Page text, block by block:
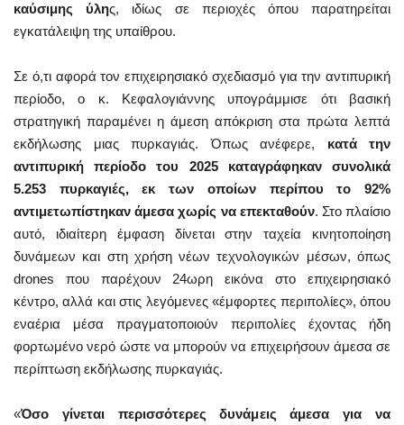
καύσιμης ύλης, ιδίως σε περιοχές όπου παρατηρείται
εγκατάλειψη της υπαίθρου.
Σε ό,τι αφορά τον επιχειρησιακό σχεδιασμό για την αντιπυρική
περίοδο, ο κ. Κεφαλογιάννης υπογράμμισε ότι βασική
στρατηγική παραμένει η άμεση απόκριση στα πρώτα λεπτά
εκδήλωσης μιας πυρκαγιάς. Όπως ανέφερε, κατά την
αντιπυρική περίοδο του 2025 καταγράφηκαν συνολικά
5.253 πυρκαγιές, εκ των οποίων περίπου το 92%
αντιμετωπίστηκαν άμεσα χωρίς να επεκταθούν. Στο πλαίσιο
αυτό, ιδιαίτερη έμφαση δίνεται στην ταχεία κινητοποίηση
δυνάμεων και στη χρήση νέων τεχνολογικών μέσων, όπως
drones που παρέχουν 24ωρη εικόνα στο επιχειρησιακό
κέντρο, αλλά και στις λεγόμενες «έμφορτες περιπολίες», όπου
εναέρια μέσα πραγματοποιούν περιπολίες έχοντας ήδη
φορτωμένο νερό ώστε να μπορούν να επιχειρήσουν άμεσα σε
περίπτωση εκδήλωσης πυρκαγιάς.
«Όσο γίνεται περισσότερες δυνάμεις άμεσα για να